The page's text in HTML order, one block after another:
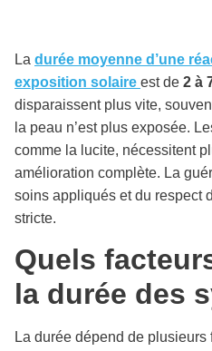
La durée moyenne d’une
exposition solaire est de 2 à
disparaissent plus vite,
la peau n’est plus exposée.
comme la lucite, nécessitent
amélioration complète. La
soins appliqués et du respect
stricte.
Quels
la durée des
La durée dépend de plusieurs